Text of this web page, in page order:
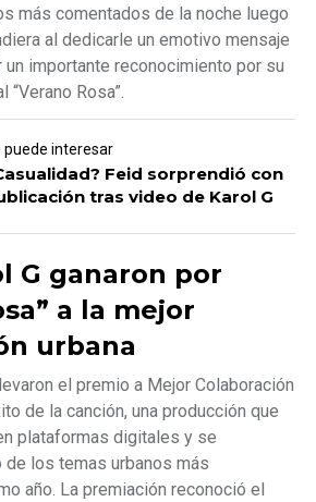
más comentados de la noche luego
al dedicarle un emotivo mensaje
un importante reconocimiento por su
Rosa”.
puede interesar
Feid sorprendió con
tras video de Karol G
G ganaron por
a la mejor
urbana
el premio a Mejor Colaboración
de la canción, una producción que
plataformas digitales y se
los temas urbanos más
año. La premiación reconoció el